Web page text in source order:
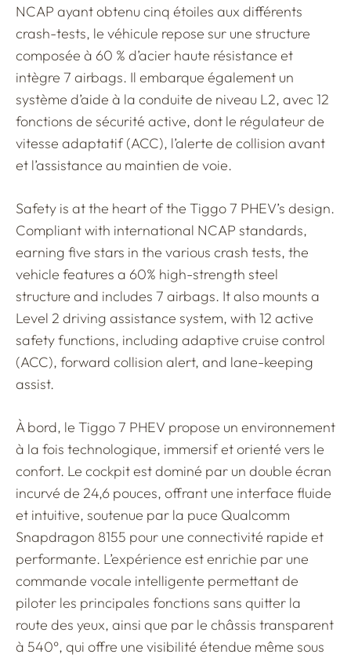
NCAP ayant obtenu cinq étoiles aux différents
crash-tests, le véhicule repose sur une structure
composée à 60 % d’acier haute résistance et
intègre 7 airbags. Il embarque également un
système d’aide à la conduite de niveau L2, avec 12
fonctions de sécurité active, dont le régulateur de
vitesse adaptatif (ACC), l’alerte de collision avant
et l’assistance au maintien de voie.
Safety is at the heart of the Tiggo 7 PHEV’s design.
Compliant with international NCAP standards,
earning five stars in the various crash tests, the
vehicle features a 60% high-strength steel
structure and includes 7 airbags. It also mounts a
Level 2 driving assistance system, with 12 active
safety functions, including adaptive cruise control
(ACC), forward collision alert, and lane-keeping
assist.
À bord, le Tiggo 7 PHEV propose un environnement
à la fois technologique, immersif et orienté vers le
confort. Le cockpit est dominé par un double écran
incurvé de 24,6 pouces, offrant une interface fluide
et intuitive, soutenue par la puce Qualcomm
Snapdragon 8155 pour une connectivité rapide et
performante. L’expérience est enrichie par une
commande vocale intelligente permettant de
piloter les principales fonctions sans quitter la
route des yeux, ainsi que par le châssis transparent
à 540°, qui offre une visibilité étendue même sous